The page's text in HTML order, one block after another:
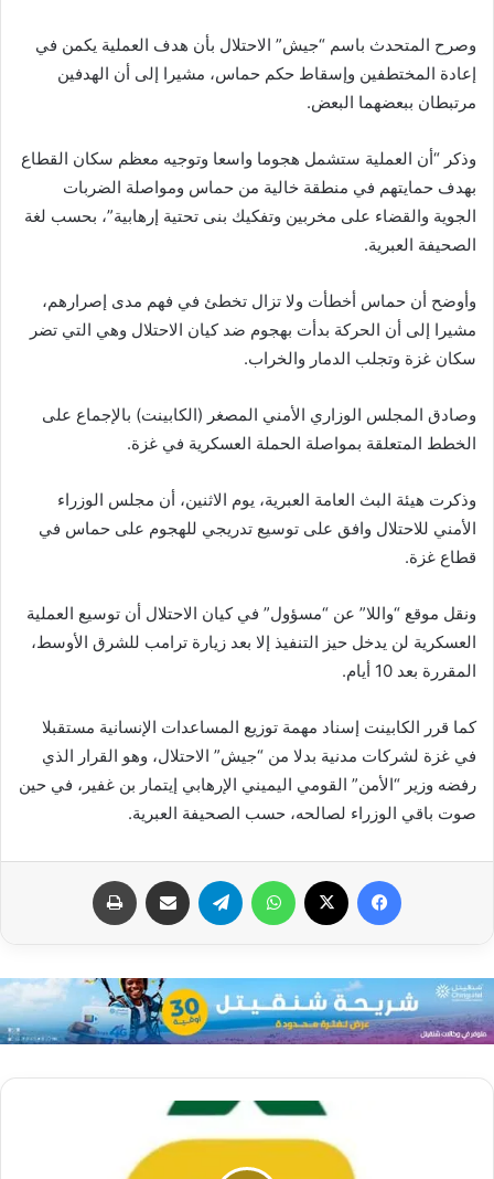
وصرح المتحدث باسم “جيش” الاحتلال بأن هدف العملية يكمن في
إعادة المختطفين وإسقاط حكم حماس، مشيرا إلى أن الهدفين
مرتبطان ببعضهما البعض.
‏وذكر “أن العملية ستشمل هجوما واسعا وتوجيه معظم سكان القطاع
بهدف حمايتهم في منطقة خالية من حماس ومواصلة الضربات
الجوية والقضاء على مخربين وتفكيك بنى تحتية إرهابية”، بحسب لغة
الصحيفة العبرية.
‏وأوضح أن حماس أخطأت ولا تزال تخطئ في فهم مدى إصرارهم،
مشيرا إلى أن الحركة بدأت بهجوم ضد كيان الاحتلال وهي التي تضر
سكان غزة وتجلب الدمار والخراب.
وصادق المجلس الوزاري الأمني المصغر (الكابينت) بالإجماع على
الخطط المتعلقة بمواصلة الحملة العسكرية في غزة.
وذكرت هيئة البث العامة العبرية، يوم الاثنين، أن مجلس الوزراء
الأمني للاحتلال وافق على توسيع تدريجي للهجوم على حماس في
قطاع غزة.
ونقل موقع “واللا” عن “مسؤول” في كيان الاحتلال أن توسيع العملية
العسكرية لن يدخل حيز التنفيذ إلا بعد زيارة ترامب للشرق الأوسط،
المقررة بعد 10 أيام.
كما قرر الكابينت إسناد مهمة توزيع المساعدات الإنسانية مستقبلا
في غزة لشركات مدنية بدلا من “جيش” الاحتلال، وهو القرار الذي
رفضه وزير “الأمن” القومي اليميني الإرهابي إيتمار بن غفير، في حين
صوت باقي الوزراء لصالحه، حسب الصحيفة العبرية.
فيسبوك واتساب تيلقرام مشاركة عبر البريد